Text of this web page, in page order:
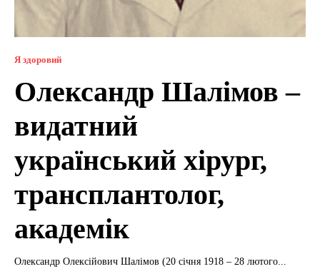
Я здоровий
Олександр Шалімов –
видатний
український хірург,
трансплантолог,
академік
Олександр Олексійович Шалімов (20 січня 1918 – 28 лютого...